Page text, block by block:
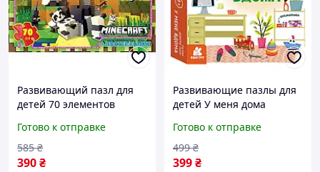
Развивающий пазл для
детей 70 элементов
внимание для мальчиков
и девочек от 3 лет FLAME
Готово к отправке
390₴
585 ₴
Развивающие пазлы для
детей У меня дома
buzyna
Готово к отправке
399₴
499 ₴